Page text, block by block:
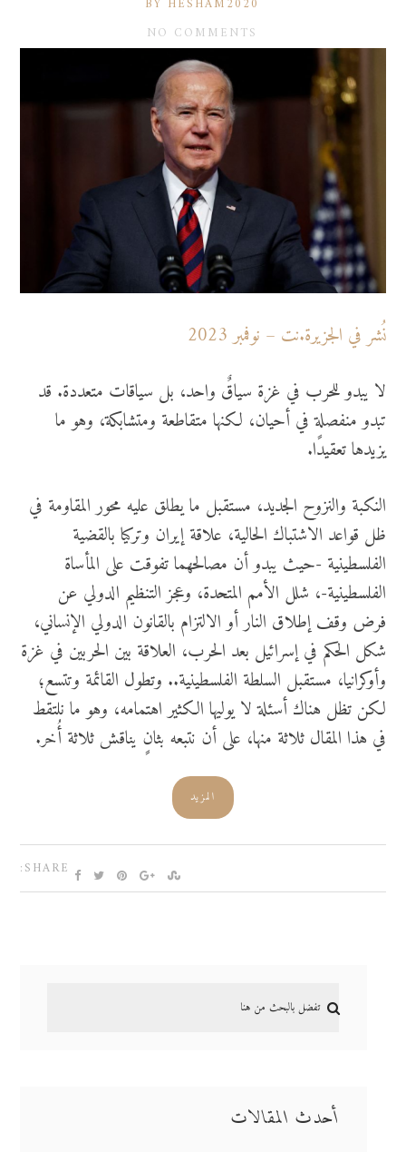
NO COMMENTS
نُشر في الجزيرة.نت – نوفمبر 2023
لا يبدو للحرب في غزة سياقٌ واحد، بل سياقات متعددة. قد
تبدو منفصلة في أحيان، لكنها متقاطعة ومتشابكة، وهو ما
يزيدها تعقيدًا.
النكبة والنزوح الجديد، مستقبل ما يطلق عليه محور المقاومة في
ظل قواعد الاشتباك الحالية، علاقة إيران وتركيا بالقضية
الفلسطينية -حيث يبدو أن مصالحهما تفوقت على المأساة
الفلسطينية-، شلل الأمم المتحدة، وعجز التنظيم الدولي عن
فرض وقف إطلاق النار أو الالتزام بالقانون الدولي الإنساني،
شكل الحكم في إسرائيل بعد الحرب، العلاقة بين الحربين في غزة
وأوكرانيا، مستقبل السلطة الفلسطينية.. وتطول القائمة وتتسع؛
لكن تظل هناك أسئلة لا يوليها الكثير اهتمامه، وهو ما نلتقط
في هذا المقال ثلاثة منها، على أن نتبعه بثانٍ يناقش ثلاثة أُخر.
المزيد
SHARE:
أحدث المقالات